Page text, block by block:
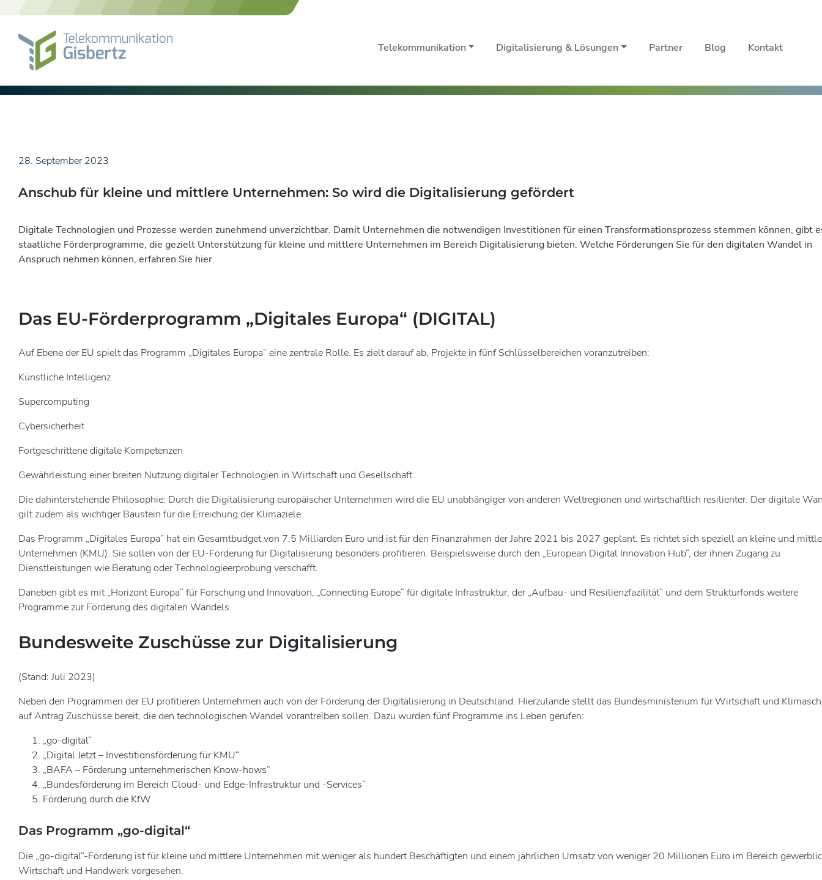
Skip
Telekommunikation Digitalisierung & Lösungen Partner Blog Kontakt
28. September 2023
Anschub für kleine und mittlere Unternehmen: So wird die Digitalisierung gefördert
Digitale Technologien und Prozesse werden zunehmend unverzichtbar. Damit Unternehmen die notwendigen Investitionen für einen Transformationsprozess stemmen können, gibt
staatliche Förderprogramme, die gezielt Unterstützung für kleine und mittlere Unternehmen im Bereich Digitalisierung bieten. Welche Förderungen Sie für den digitalen Wandel in
Anspruch nehmen können, erfahren Sie hier.
Das EU-Förderprogramm „Digitales Europa“ (DIGITAL)
Auf Ebene der EU spielt das Programm „Digitales Europa“ eine zentrale Rolle. Es zielt darauf ab, Projekte in fünf Schlüsselbereichen voranzutreiben:
Künstliche Intelligenz
Supercomputing
Cybersicherheit
Fortgeschrittene digitale Kompetenzen
Gewährleistung einer breiten Nutzung digitaler Technologien in Wirtschaft und Gesellschaft
Die dahinterstehende Philosophie: Durch die Digitalisierung europäischer Unternehmen wird die EU unabhängiger von anderen Weltregionen und wirtschaftlich resilienter. Der digitale
gilt zudem als wichtiger Baustein für die Erreichung der Klimaziele.
Das Programm „Digitales Europa“ hat ein Gesamtbudget von 7,5 Milliarden Euro und ist für den Finanzrahmen der Jahre 2021 bis 2027 geplant. Es richtet sich speziell an kleine und
Unternehmen (KMU). Sie sollen von der EU-Förderung für Digitalisierung besonders profitieren. Beispielsweise durch den „European Digital Innovation Hub“, der ihnen Zugang zu
Dienstleistungen wie Beratung oder Technologieerprobung verschafft.
Daneben gibt es mit „Horizont Europa“ für Forschung und Innovation, „Connecting Europe“ für digitale Infrastruktur, der „Aufbau- und Resilienzfazilität“ und dem Strukturfonds weitere
Programme zur Förderung des digitalen Wandels.
Bundesweite Zuschüsse zur Digitalisierung
(Stand: Juli 2023)
Neben den Programmen der EU profitieren Unternehmen auch von der Förderung der Digitalisierung in Deutschland. Hierzulande stellt das Bundesministerium für Wirtschaft und
auf Antrag Zuschüsse bereit, die den technologischen Wandel vorantreiben sollen. Dazu wurden fünf Programme ins Leben gerufen:
„go-digital“
„Digital Jetzt – Investitionsförderung für KMU“
„BAFA – Förderung unternehmerischen Know-hows“
„Bundesförderung im Bereich Cloud- und Edge-Infrastruktur und -Services“
Förderung durch die KfW
Das Programm „go-digital“
Die „go-digital“-Förderung ist für kleine und mittlere Unternehmen mit weniger als hundert Beschäftigten und einem jährlichen Umsatz von weniger 20 Millionen Euro im Bereich
Wirtschaft und Handwerk vorgesehen.